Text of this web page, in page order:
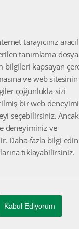
tarayıcınız
tanımlama
bilgileri kapsayan
ve web sitesinin
çoğunlukla sizi
bir web deneyimi
seçebilirsiniz. Ancak
deneyiminiz ve
Daha fazla bilgi
tıklayabilirsiniz.
Kabul Ediyorum
İÇİN
yapmanız yeterli.